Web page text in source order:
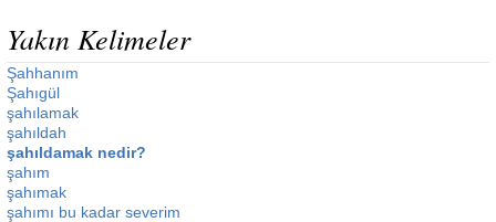
Yakın Kelimeler
Şahhanım
Şahıgül
şahılamak
şahıldah
şahıldamak nedir?
şahım
şahımak
şahımı bu kadar severim